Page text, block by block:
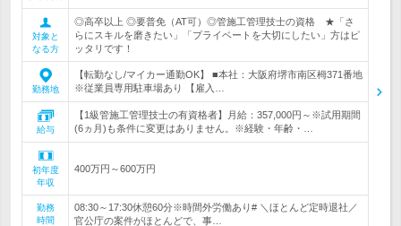
対象と
なる方
◎高卒以上 ◎要普免（AT可）◎管施工管理技士の資格 ★「さ
らにスキルを磨きたい」「プライベートを大切にしたい」方はピ
ッタリです！
勤務地
【転勤なし/マイカー通勤OK】 ■本社：大阪府堺市南区栂371番地
※従業員専用駐車場あり 【雇入…
給与
【1級管施工管理技士の有資格者】月給：357,000円～※試用期間
(6ヵ月)も条件に変更はありません。※経験・年齢・…
初年度
年収
400万円～600万円
勤務
時間
08:30～17:30休憩60分※時間外労働あり# ＼ほとんど定時退社／
官公庁の案件がほとんどで、事…